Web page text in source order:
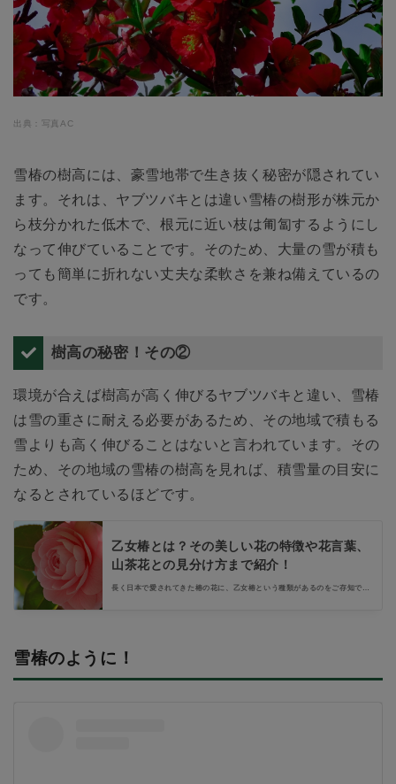
出典：写真AC
雪椿の樹高には、豪雪地帯で生き抜く秘密が隠されてい
ます。それは、ヤブツバキとは違い雪椿の樹形が株元か
ら枝分かれた低木で、根元に近い枝は匍匐するようにし
なって伸びていることです。そのため、大量の雪が積も
っても簡単に折れない丈夫な柔軟さを兼ね備えているの
です。
樹高の秘密！その②
環境が合えば樹高が高く伸びるヤブツバキと違い、雪椿
は雪の重さに耐える必要があるため、その地域で積もる
雪よりも高く伸びることはないと言われています。その
ため、その地域の雪椿の樹高を見れば、積雪量の目安に
なるとされているほどです。
乙女椿とは？その美しい花の特徴や花言葉、
山茶花との見分け方まで紹介！
長く日本で愛されてきた椿の花に、乙女椿という種類があるのをご存知でし
雪椿のように！